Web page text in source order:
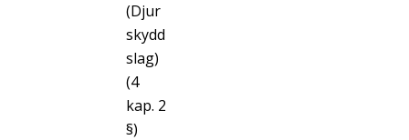
(Djur
skydd
slag)
(4
kap. 2
§)